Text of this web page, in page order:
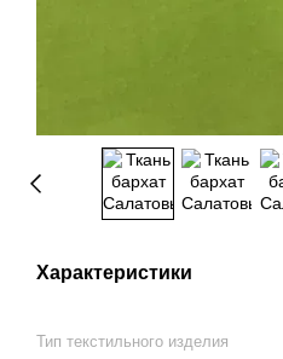
Характеристики
Тип текстильного изделия